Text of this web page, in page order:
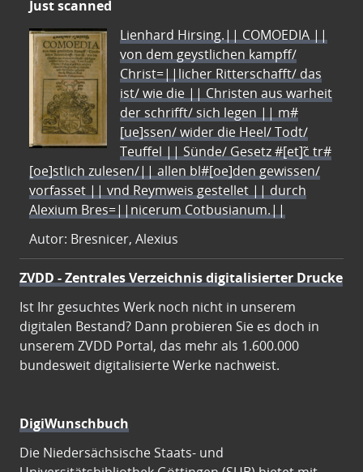
Just scanned
Lienhard Hirsing.|| COMOEDIA ||
von dem geystlichen kampff/
Christ=||licher Ritterschafft/ das
ist/ wie die || Christen aus warheit
der schrifft/ sich legen || m#
[ue]ssen/ wider die Heel/ Todt/
Teuffel || Sünde/ Gesetz #[et]c̃ tr#
[oe]stlich zulesen/|| allen bl#[oe]den gewissen/
vorfasset || vnd Reymweis gestellet || durch
Alexium Bres=||nicerum Cotbusianum.||
Autor: Bresnicer, Alexius
ZVDD - Zentrales Verzeichnis digitalisierter Drucke
Ist Ihr gesuchtes Werk noch nicht in unserem
digitalen Bestand? Dann probieren Sie es doch in
unserem ZVDD Portal, das mehr als 1.600.000
bundesweit digitalisierte Werke nachweist.
DigiWunschbuch
Die Niedersächsische Staats- und